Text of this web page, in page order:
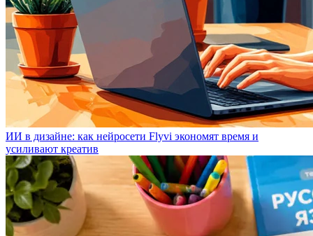
ИИ в дизайне: как нейросети Flyvi экономят время и
усиливают креатив